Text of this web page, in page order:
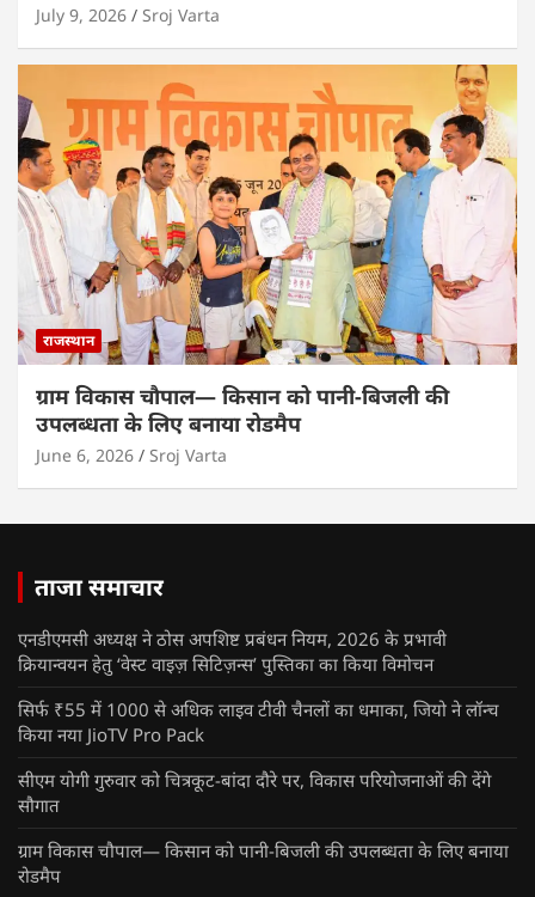
July 9, 2026 Sroj Varta
राजस्थान
ग्राम विकास चौपाल— किसान को पानी-बिजली की
उपलब्धता के लिए बनाया रोडमैप
June 6, 2026 Sroj Varta
ताजा समाचार
एनडीएमसी अध्यक्ष ने ठोस अपशिष्ट प्रबंधन नियम, 2026 के प्रभावी
क्रियान्वयन हेतु ‘वेस्ट वाइज़ सिटिज़न्स’ पुस्तिका का किया विमोचन
सिर्फ ₹55 में 1000 से अधिक लाइव टीवी चैनलों का धमाका, जियो ने लॉन्च
किया नया JioTV Pro Pack
सीएम योगी गुरुवार को चित्रकूट-बांदा दौरे पर, विकास परियोजनाओं की देंगे
सौगात
ग्राम विकास चौपाल— किसान को पानी-बिजली की उपलब्धता के लिए बनाया
रोडमैप